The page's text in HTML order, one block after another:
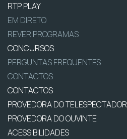
RTP PLAY
EM DIRETO
REVER PROGRAMAS
CONCURSOS
PERGUNTAS FREQUENTES
CONTACTOS
CONTACTOS
PROVEDORA DO TELESPECTADOR
PROVEDORA DO OUVINTE
ACESSIBILIDADES